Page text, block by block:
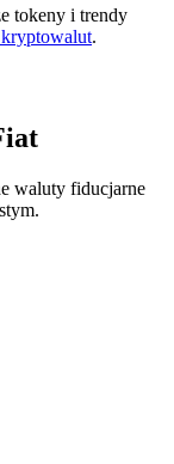
tokeny i trendy
.
waluty fiducjarne